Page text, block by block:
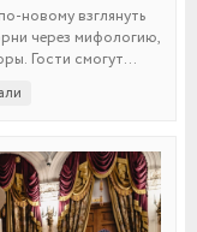
новому взглянуть
через мифологию,
Гости смогут
истоки знакомых